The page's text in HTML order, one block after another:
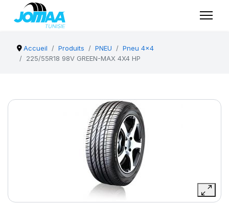
Accueil Produits PNEU
Pneu 4x4
225/55R18 98V GREEN-MAX 4X4 HP